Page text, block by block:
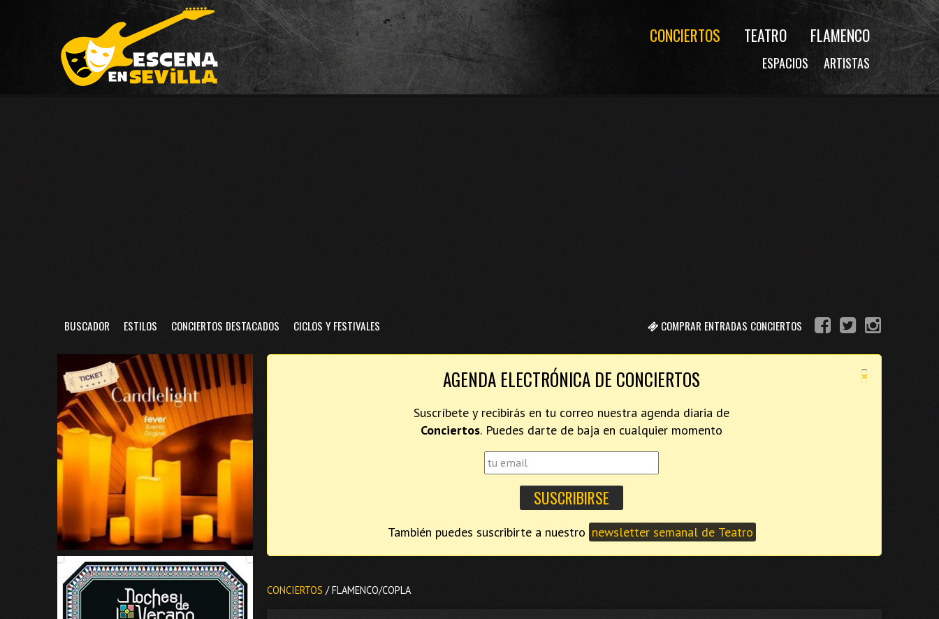
CONCIERTOS TEATRO FLAMENCO
ESPACIOS ARTISTAS
COMPRAR ENTRADAS CONCIERTOS
BUSCADOR ESTILOS CONCIERTOS DESTACADOS CICLOS Y FESTIVALES
×
AGENDA ELECTRÓNICA DE CONCIERTOS
Suscríbete y recibirás en tu correo nuestra agenda diaria de
Conciertos. Puedes darte de baja en cualquier momento
También puedes suscribirte a nuestro newsletter semanal de Teatro
CONCIERTOS / FLAMENCO/COPLA